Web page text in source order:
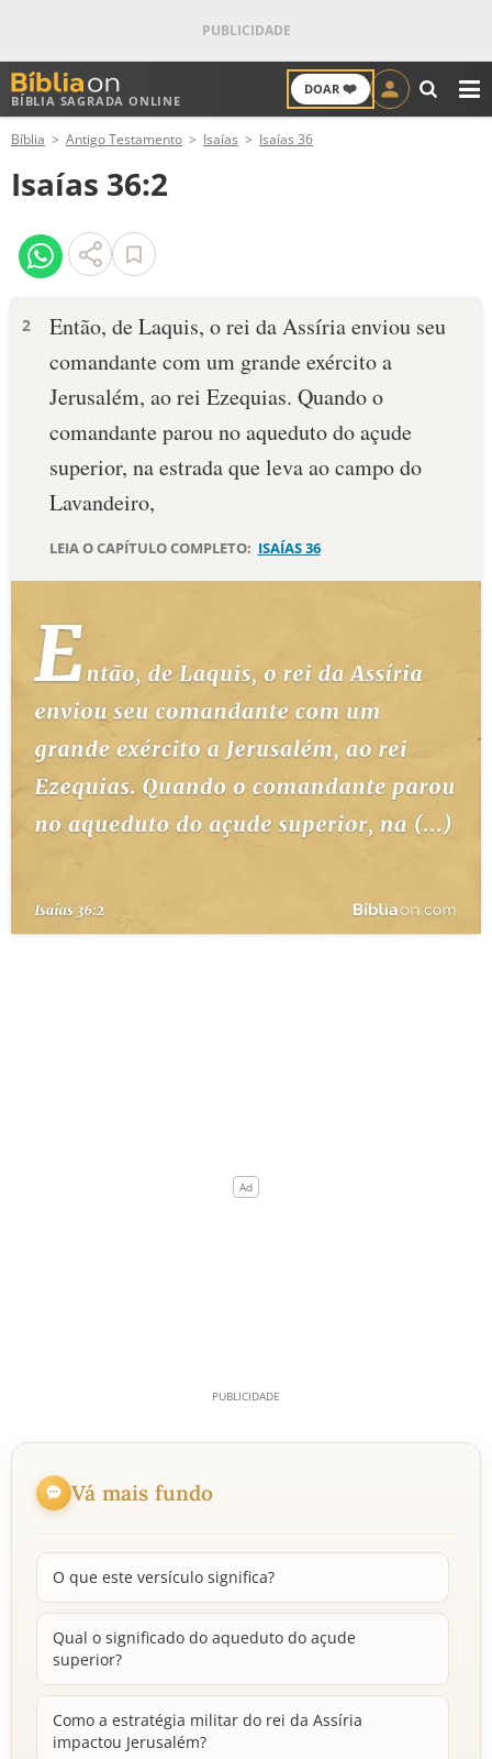
BÍBLIA SAGRADA ONLINE
DOAR ❤️
ANTIGO TESTAMENTO
NOVO TESTAMENTO
VERSÍCULOS
PALAVRA DO DIA
SALMO DO DIA
DEVOCIONAL DIÁRIO
ESBOÇOS DE PREGAÇÃO
TEMAS
PERGUNTE À BÍBLIA IA
TERMO BÍBLICO JOGOS
Bíblia Antigo Testamento Isaías Isaías 36
Isaías 36:2
2
Então, de Laquis, o rei da Assíria enviou seu
comandante com um grande exército a
Jerusalém, ao rei Ezequias. Quando o
comandante parou no aqueduto do açude
superior, na estrada que leva ao campo do
Lavandeiro,
LEIA O CAPÍTULO COMPLETO: ISAÍAS 36
Vá mais fundo
O que este versículo significa?
Qual o significado do aqueduto do açude
superior?
Como a estratégia militar do rei da Assíria
impactou Jerusalém?